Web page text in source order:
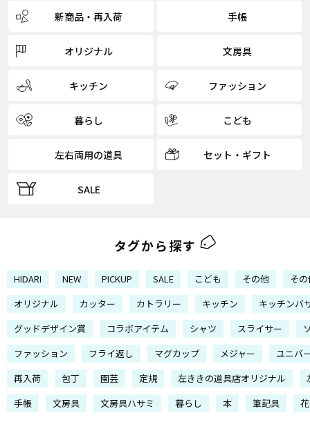
新商品・再入荷 手帳
オリジナル 文房具
キッチン ファッション
暮らし こども
左右両用の道具 セット・ギフト
SALE
タグから探す
HIDARI NEW PICKUP SALE こども その他
そ
オリジナル
カッター カトラリー キッチン
キッチンバ
グッドデザイン賞
コラボアイテム シャツ スライサー
ファッション
フライ返し マグカップ メジャー
ユニバ
再入荷
包丁 園芸 定規 左ききの道具店オリジナル
手帳
文房具 文房具ハサミ 暮らし 本 筆記具